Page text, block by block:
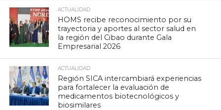
ACTUALIDAD
HOMS recibe reconocimiento por su
trayectoria y aportes al sector salud en
la región del Cibao durante Gala
Empresarial 2026
ACTUALIDAD
Región SICA intercambiará experiencias
para fortalecer la evaluación de
medicamentos biotecnológicos y
biosimilares